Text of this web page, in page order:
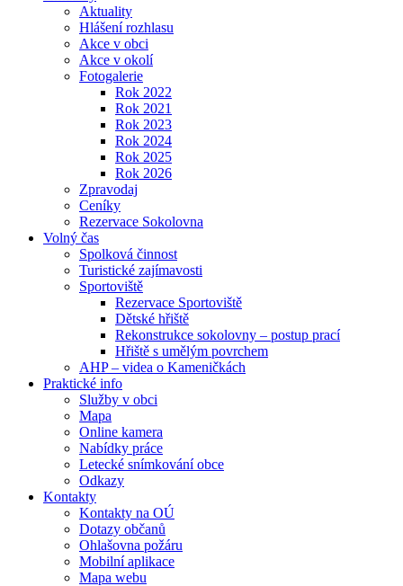
Aktuality
Hlášení rozhlasu
Akce v obci
Akce v okolí
Fotogalerie
Rok 2022
Rok 2021
Rok 2023
Rok 2024
Rok 2025
Rok 2026
Zpravodaj
Ceníky
Rezervace Sokolovna
Volný čas
Spolková činnost
Turistické zajímavosti
Sportoviště
Rezervace Sportoviště
Dětské hřiště
Rekonstrukce sokolovny – postup prací
Hřiště s umělým povrchem
AHP – videa o Kameničkách
Praktické info
Služby v obci
Mapa
Online kamera
Nabídky práce
Letecké snímkování obce
Odkazy
Kontakty
Kontakty na OÚ
Dotazy občanů
Ohlašovna požáru
Mobilní aplikace
Mapa webu